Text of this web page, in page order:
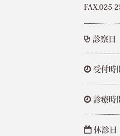
FAX.025-
診察日
受付時
診療時
休診日